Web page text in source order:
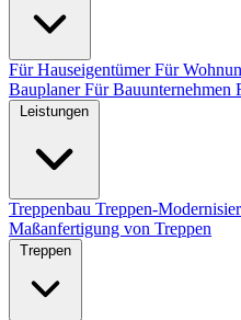
Für HauseigentümerFür
BauplanerFür Bauunternehmen
Leistungen
Treppenbau Treppen-
Maßanfertigung von Treppen
Treppen